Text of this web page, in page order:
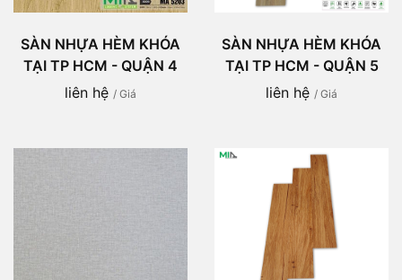
SÀN NHỰA HÈM KHÓA
TẠI TP HCM - QUẬN 4
liên hệ / Giá
SÀN NHỰA HÈM KHÓA
TẠI TP HCM - QUẬN 5
liên hệ / Giá